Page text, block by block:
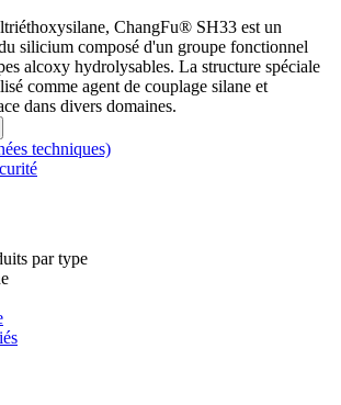
ChangFu® SH33 est un
silicium composé d'un groupe fonctionnel
alcoxy hydrolysables. La structure spéciale
comme agent de couplage silane et
dans divers domaines.
techniques)
par type